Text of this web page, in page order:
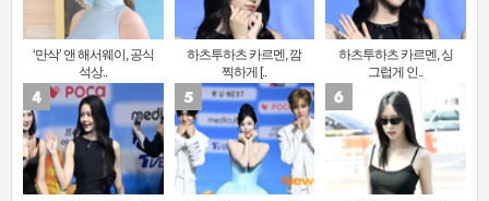
‘만삭’ 앤 해서웨이, 공식
석상..
하츠투하츠 카르멘, 깜
찍하게 [..
하츠투하츠 카르멘, 싱
그럽게 인..